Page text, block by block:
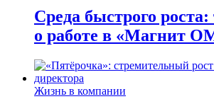
Среда быстрого
о работе в «Магнит
Жизнь в компании